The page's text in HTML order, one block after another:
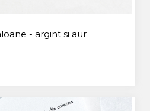
- argint si aur